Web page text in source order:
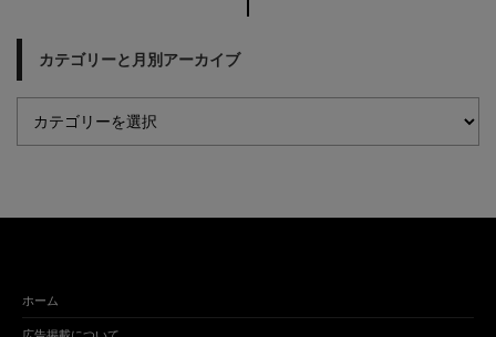
カテゴリーと月別アーカイブ
ホーム